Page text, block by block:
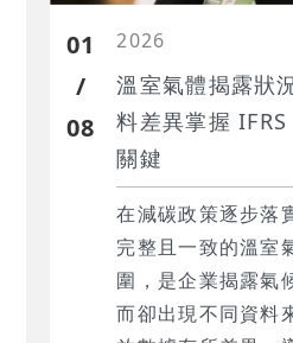
01
/
08
2026
溫室氣體揭露狀
料差異掌握
關鍵
在減碳政策逐步落
完整且一致的溫室
圍，是企業揭露氣
而卻出現不同資料